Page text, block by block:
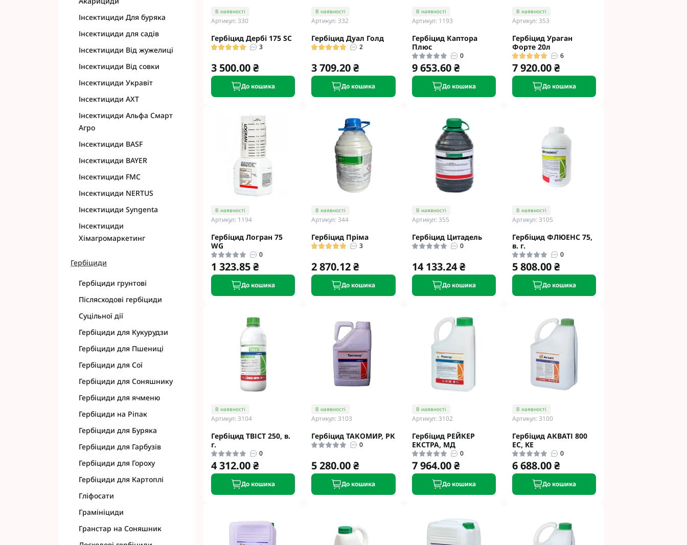
Фунгіциди Corteva
Фунгіциди Альфа Смарт Агро
Фунгіциди Пест ЮА
Фунгіциди Укравіт
Фунгіциди BASF
Фунгіциди BAYER
Фунгіциди FMC
Фунгіциди NERTUS
Фунгіциди Syngenta
Мікродобрива Плантоніт
Мікродобрива Альфа Смарт
Агро
Мікродобрива Укравіт
Інсектициди Для буряка
Інсектициди для садів
Інсектициди Від жужелиці
Інсектициди Від совки
Інсектициди Укравіт
Інсектициди АХТ
Інсектициди Альфа Смарт
Агро
Інсектициди BASF
Інсектициди BAYER
Інсектициди FMC
Інсектициди NERTUS
Інсектициди Syngenta
Інсектициди
Хімагромаркетинг
Гербіциди
Гербіциди грунтові
Післясходові гербіциди
Суцільної дії
Гербіциди для Кукурудзи
Гербіциди для Пшениці
Гербіциди для Сої
Гербіциди для Соняшнику
Гербіциди для ячменю
Гербіциди на Ріпак
Гербіциди для Буряка
Гербіциди для Гарбузів
Гербіциди для Гороху
Гербіциди для Картоплі
Гліфосати
Грамініциди
Гранстар на Соняшник
В наявності
Артикул: 330
Гербіцид Дербі 175 SC
3
3 500.00 ₴
До кошика
В наявності
Артикул: 332
Гербіцид Дуал Голд
2
3 709.20 ₴
До кошика
В наявності
Артикул: 1193
Гербіцид Каптора
Плюс
0
9 653.60 ₴
До кошика
В наявності
Артикул: 353
Гербіцид Ураган
Форте 20л
6
7 920.00 ₴
До кошика
В наявності
Артикул: 1194
Гербіцид Логран 75
WG
0
1 323.85 ₴
До кошика
В наявності
Артикул: 344
Гербіцид Пріма
3
2 870.12 ₴
До кошика
В наявності
Артикул: 355
Гербіцид Цитадель
0
14 133.24 ₴
До кошика
В наявності
Артикул: 3105
Гербіцид ФЛЮЕНС 75,
в. г.
0
5 808.00 ₴
До кошика
В наявності
Артикул: 3104
Гербіцид ТВІСТ 250, в.
г.
0
4 312.00 ₴
До кошика
В наявності
Артикул: 3103
Гербіцид ТАКОМИР, РК
0
5 280.00 ₴
До кошика
В наявності
Артикул: 3102
Гербіцид РЕЙКЕР
ЕКСТРА, МД
0
7 964.00 ₴
До кошика
В наявності
Артикул: 3100
Гербіцид АКВАТІ 800
EC, KЕ
0
6 688.00 ₴
До кошика